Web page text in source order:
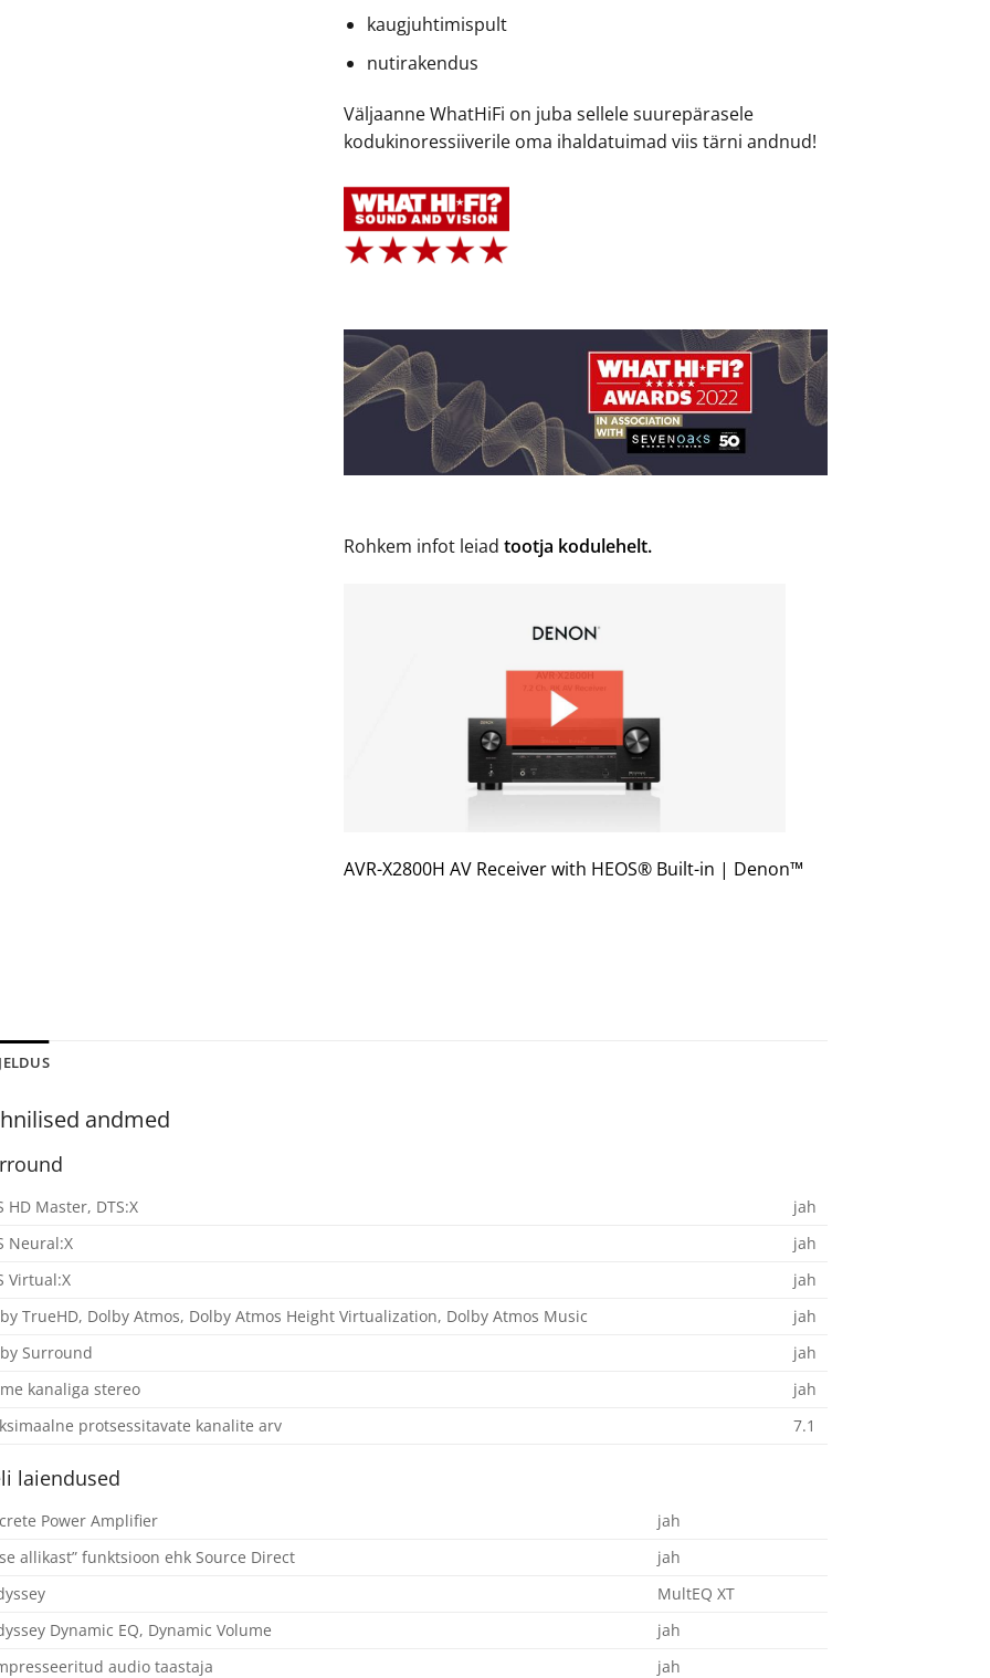
kaugjuhtimispult
nutirakendus
Väljaanne WhatHiFi on juba sellele suurepärasele
kodukinoressiiverile oma ihaldatuimad viis tärni andnud!
Rohkem infot leiadtootja kodulehelt.
AVR-X2800H AV Receiver with HEOS® Built-in | Denon™
andmed
HD Master, DTS:X
jah
Neural:X
jah
Virtual:X
jah
TrueHD, Dolby Atmos, Dolby Atmos Height Virtualization, Dolby Atmos Music
jah
Surround
jah
kanaliga stereo
jah
protsessitavate kanalite arv
7.1
laiendused
Power Amplifier
jah
allikast” funktsioon ehk Source Direct
jah
MultEQ XT
Dynamic EQ, Dynamic Volume
jah
audio taastaja
jah